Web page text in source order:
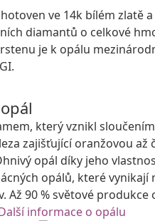
ve 14k bílém zlatě
diamantů o celkové
je k opálu
který vznikl
zajišťující oranžovou až
opál díky jeho
opálů, které vynikají
Až 90 % světové produkce
informace o opálu